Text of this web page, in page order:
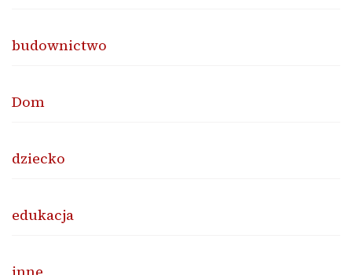
budownictwo
Dom
dziecko
edukacja